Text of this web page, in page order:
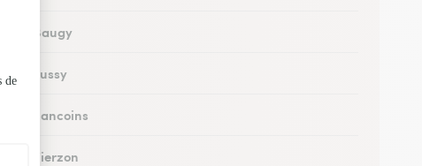
à Baugy
à Fussy
à Sancoins
à Vierzon